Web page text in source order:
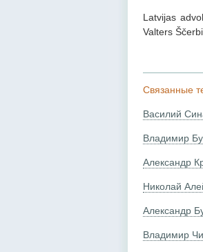
Latvijas
Valters
Связанные
Василий
Владимир
Александр
Николай
Александр
Владимир